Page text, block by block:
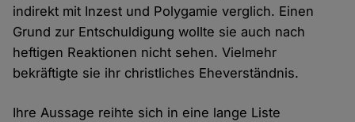
indirekt mit Inzest und Polygamie verglich. Einen
Grund zur Entschuldigung wollte sie auch nach
heftigen Reaktionen nicht sehen. Vielmehr
bekräftigte sie ihr christliches Eheverständnis.
Ihre Aussage reihte sich in eine lange Liste